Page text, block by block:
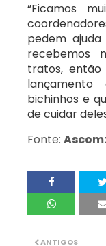
“Ficamos
pedem
recebemos
tratos,
bichinhos e
de cuidar
Fonte:
ANTIGOS